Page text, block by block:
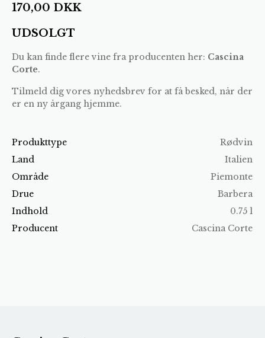
Produkttype
Rødvin
Land
Italien
Område
Piemonte
Drue
Barbera
Indhold
0.75 l
Producent
Cascina Corte
170,00 DKK
UDSOLGT
Du kan finde flere vine fra producenten her: Cascina
Corte.
Tilmeld dig vores nyhedsbrev for at få besked, når der
er en ny årgang hjemme.